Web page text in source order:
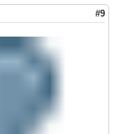
#9